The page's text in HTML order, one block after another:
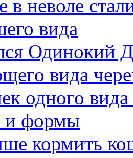
в неволе
вида
Одинокий
вида
одного
и формы
кормить